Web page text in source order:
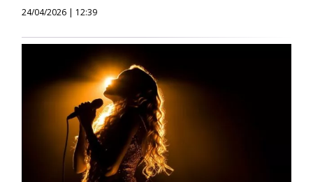
24/04/2026 | 12:39